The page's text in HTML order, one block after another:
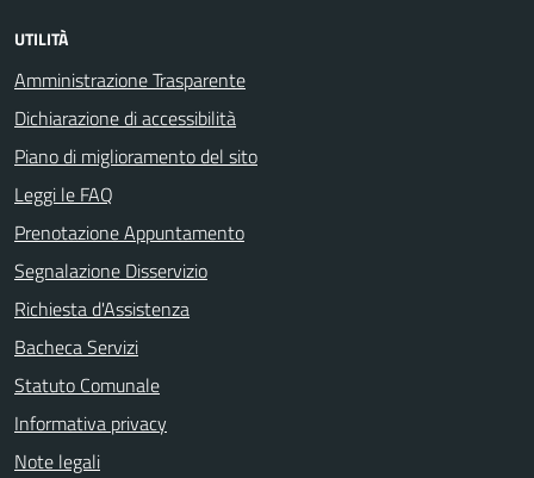
UTILITÀ
Amministrazione Trasparente
Dichiarazione di accessibilità
Piano di miglioramento del sito
Leggi le FAQ
Prenotazione Appuntamento
Segnalazione Disservizio
Richiesta d'Assistenza
Bacheca Servizi
Statuto Comunale
Informativa privacy
Note legali